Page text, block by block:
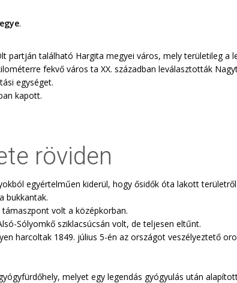
.
partján található Hargita megyei város, mely területileg a
fekvő város ta XX. században leválasztották
egységet.
kapott.
röviden
egyértelműen kiderül, hogy ősidők óta lakott
bukkantak.
volt a középkorban.
Sólyomkő sziklacsúcsán volt, de teljesen eltűnt.
harcoltak 1849. július 5-én az országot veszélyeztető
melyet egy legendás gyógyulás után